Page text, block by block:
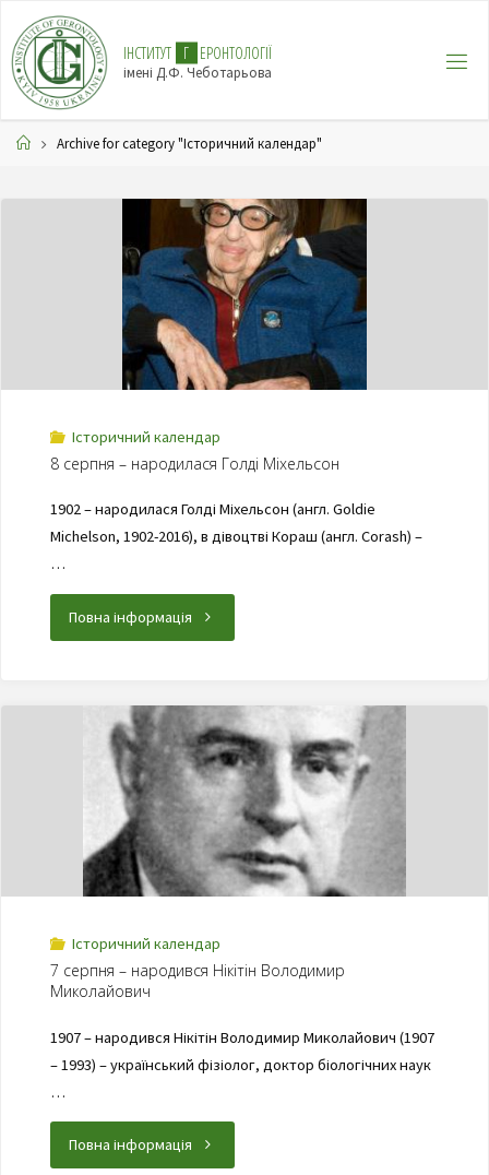
ІНСТИТУТ Г ЕРОНТОЛОГІЇ
імені Д.Ф. Чеботарьова
Archive for category "Історичний календар"
Історичний календар
8 серпня – народилася Голді Міхельсон
1902 – народилася Голді Міхельсон (англ. Goldie
Michelson, 1902-2016), в дівоцтві Кораш (англ. Corash) –
…
Повна інформація
Історичний календар
7 серпня – народився Нікітін Володимир
Миколайович
1907 – народився Нікітін Володимир Миколайович (1907
– 1993) – український фізіолог, доктор біологічних наук
…
Повна інформація